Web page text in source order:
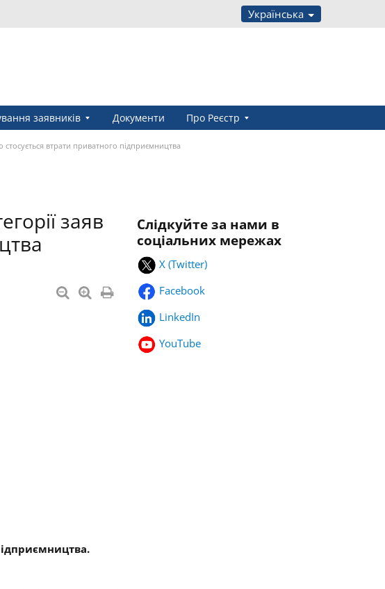
Українська
заявників Документи Про Реєстр
стосується втрати приватного підприємництва
заяв
Слідкуйте за нами в
соціальних мережах
X (Twitter)
Facebook
LinkedIn
YouTube